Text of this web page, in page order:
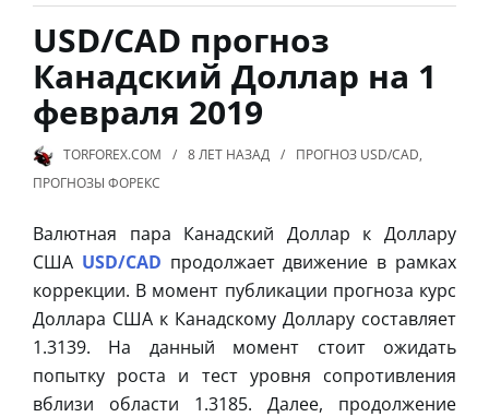
USD/CAD прогноз
Канадский Доллар на 1
февраля 2019
TORFOREX.COM 8 ЛЕТ НАЗАД ПРОГНОЗ USD/CAD,
ПРОГНОЗЫ ФОРЕКС
Валютная пара Канадский Доллар к Доллару
США USD/CAD продолжает движение в рамках
коррекции. В момент публикации прогноза курс
Доллара США к Канадскому Доллару составляет
1.3139. На данный момент стоит ожидать
попытку роста и тест уровня сопротивления
вблизи области 1.3185. Далее, продолжение